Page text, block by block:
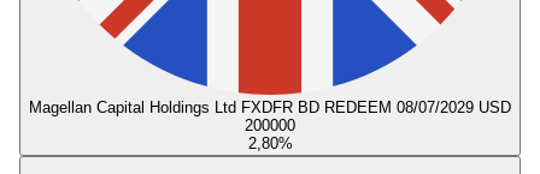
Magellan Capital Holdings Ltd FXDFR BD REDEEM 08/07/2029 USD
200000
2,80%